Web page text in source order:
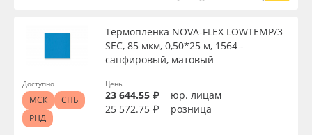
Термопленка NOVA-FLEX LOWTEMP/3
SEC, 85 мкм, 0,50*25 м, 1564 -
сапфировый, матовый
Цены
23 644.55 ₽
юр. лицам
25 572.75 ₽
розница
Доступно
МСК
СПБ
РНД